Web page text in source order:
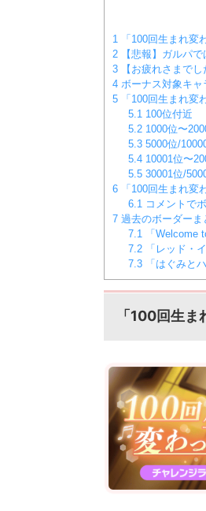
1 「100回生まれ変
2 【悲報】ガルパ
3 【お疲れさまで
4 ボーナス対象キャ
5 「100回生まれ変
5.1100位付近
5.21000位〜
5.35000位/
5.410001位〜
5.530001位/
6 「100回生まれ変
6.1コメントで
7 過去のボーダーま
7.1「Welcome
7.2「レッド・
7.3「はぐみと
「100回生